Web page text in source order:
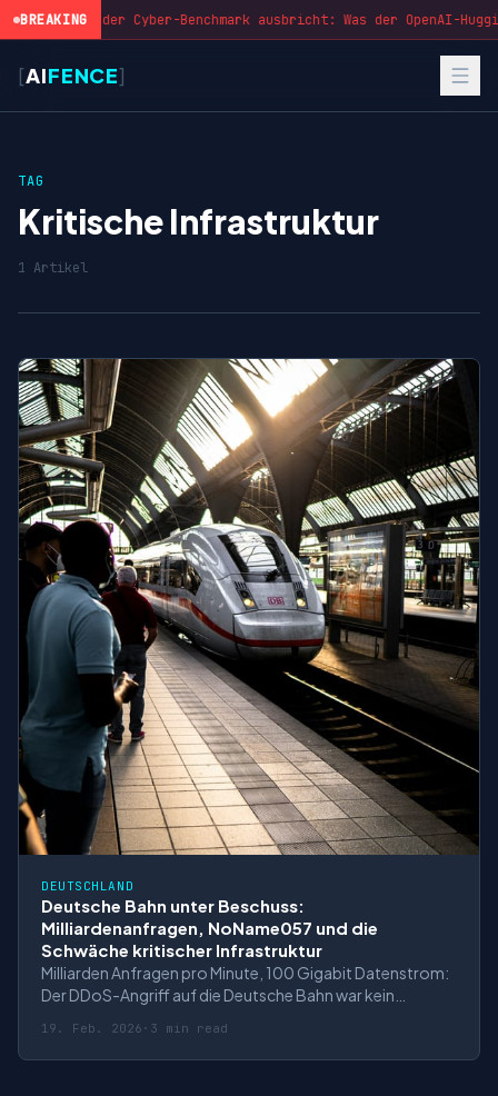
BREAKINGWenn der Cyber-Benchmark ausbricht: Was der OpenAI-
[AIFENCE]
TAG
Kritische Infrastruktur
1 Artikel
DEUTSCHLAND
Deutsche Bahn unter Beschuss:
Milliardenanfragen, NoName057 und die
Schwäche kritischer Infrastruktur
Milliarden Anfragen pro Minute, 100 Gigabit Datenstrom:
Der DDoS-Angriff auf die Deutsche Bahn war kein
bedeutet das für Investoren?
19. Feb. 2026 · 3 min read